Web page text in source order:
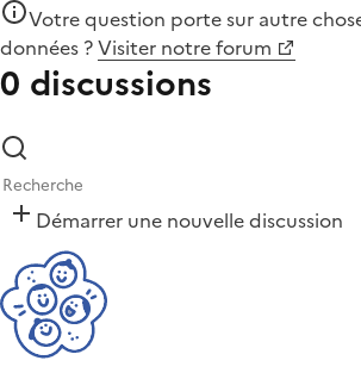
Votre question porte sur autre
données ?Visiter notre forum
0 discussions
Démarrer une nouvelle discussion